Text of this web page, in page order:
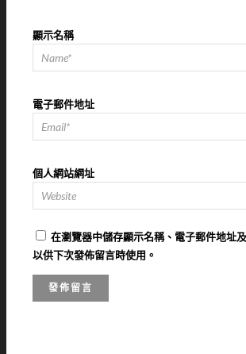
顯示名稱
電子郵件地址
個人網站網址
在瀏覽器中儲存顯示名稱、電子郵件地址
以供下次發佈留言時使用。